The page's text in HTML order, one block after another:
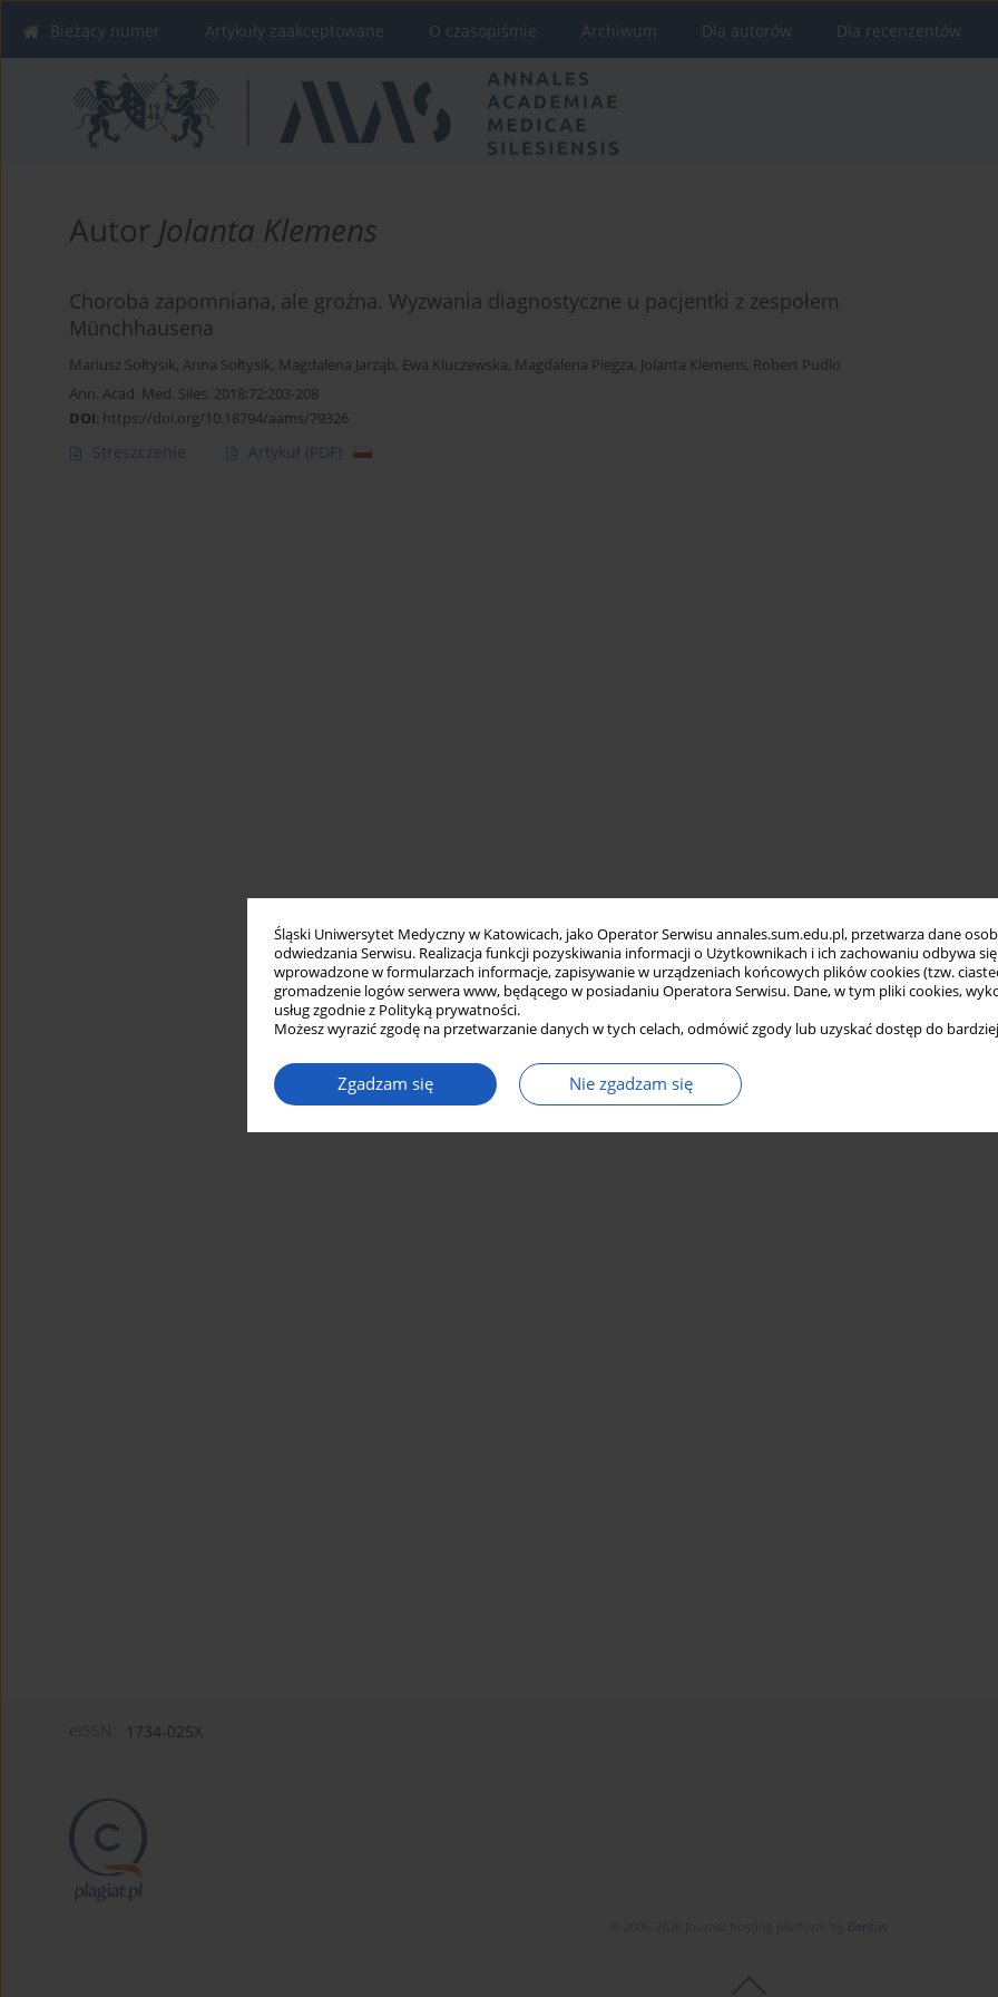
Śląski Uniwersytet Medyczny w Katowicach, jako Operator Serwisu annales.sum.edu.pl, przetwarza dane
odwiedzania Serwisu. Realizacja funkcji pozyskiwania informacji o Użytkownikach i ich zachowaniu odbywa
wprowadzone w formularzach informacje, zapisywanie w urządzeniach końcowych plików cookies (tzw.
gromadzenie logów serwera www, będącego w posiadaniu Operatora Serwisu. Dane, w tym pliki cookies,
usług zgodnie z Polityką prywatności.
Możesz wyrazić zgodę na przetwarzanie danych w tych celach, odmówić zgody lub uzyskać dostęp do
Zgadzam się Nie zgadzam się
Bieżący numer Artykuły zaakceptowane O czasopiśmie Archiwum Dla autorów Dla recenzentów
Autor Jolanta Klemens
Choroba zapomniana, ale groźna. Wyzwania diagnostyczne u pacjentki z zespołem
Münchhausena
Mariusz Sołtysik, Anna Sołtysik, Magdalena Jarząb, Ewa Kluczewska, Magdalena Piegza, Jolanta Klemens, Robert Pudlo
Ann. Acad. Med. Siles. 2018;72:203-208
DOI: https://doi.org/10.18794/aams/79326
Streszczenie Artykuł (PDF)
1734-025X
Bentus